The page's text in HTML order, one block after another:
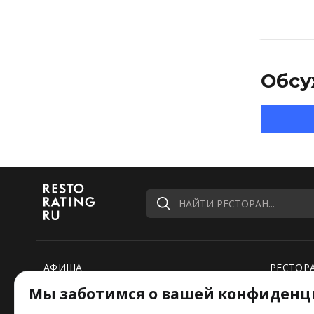
НАЙТИ РЕСТОРАН...
АФИША
РЕЙТИНГИ
Мы заботимся о вашей